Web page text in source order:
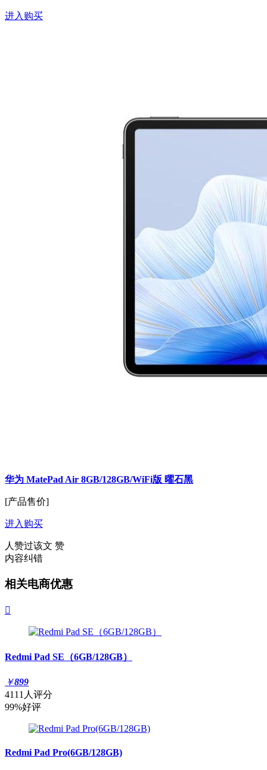
进入购买
华为 MatePad Air 8GB/128GB/WiFi版 曜石黑
[产品售价]
进入购买
人赞过该文 赞
内容纠错
相关电商优惠

Redmi Pad SE（6GB/128GB）
￥899
4111人评分
99%好评
Redmi Pad Pro(6GB/128GB)